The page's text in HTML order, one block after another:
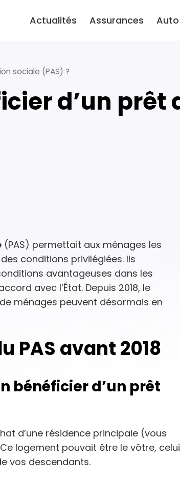
Actualités Assurances Auto
sociale (PAS) ?
(PAS) permettait aux ménages les
conditions privilégiées. Ils
avantageuses dans les
avec l’État. Depuis 2018, le
ménages peuvent désormais en
PAS avant 2018
bénéficier d’un prêt
d’une résidence principale (vous
logement pouvait être le vôtre, celui
vos descendants.